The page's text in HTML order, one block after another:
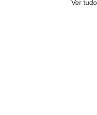
Ver tudo